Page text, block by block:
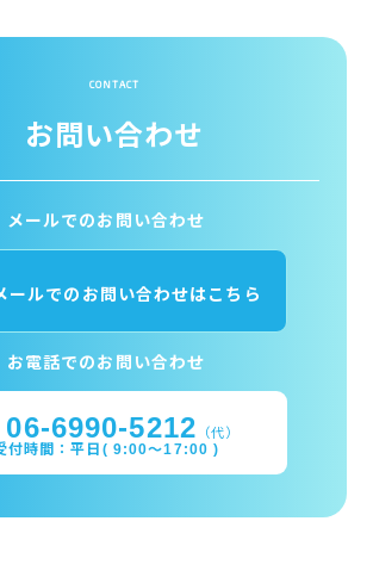
CONTACT
お問い合わせ
メールでのお問い合わせ
ールでのお問い合わせはこちら
お電話でのお問い合わせ
06-6990-5212 （代）
付時間：平日( 9:00～17:00 )